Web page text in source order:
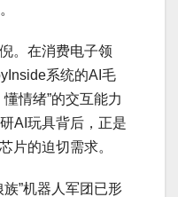
。在消费电子领
系统的AI毛
情绪”的交互能力
AI玩具背后，正是
片的迫切需求。
”机器人军团已形